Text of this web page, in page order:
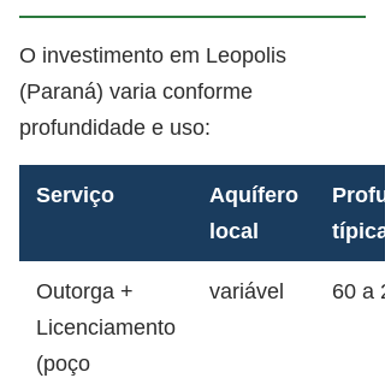
O investimento em Leopolis
(Paraná) varia conforme
profundidade e uso:
Serviço
Aquífero
local
típica
Outorga +
Licenciamento
(poço
variável 60 a